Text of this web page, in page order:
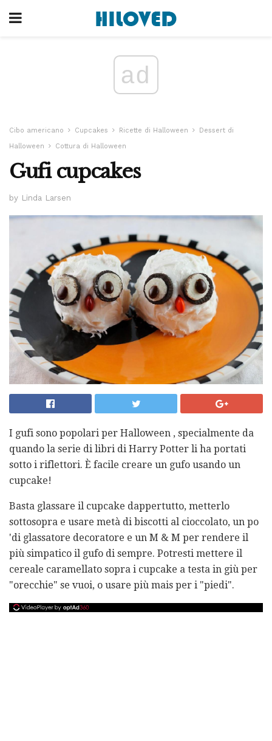
ad
Cibo americano Cupcakes Ricette di Halloween
Dessert di
Halloween
Cottura di Halloween
Gufi cupcakes
by Linda Larsen
I gufi sono popolari per Halloween , specialmente da
quando la serie di libri di Harry Potter li ha portati
sotto i riflettori. È facile creare un gufo usando un
cupcake!
Basta glassare il cupcake dappertutto, metterlo
sottosopra e usare metà di biscotti al cioccolato, un po
'di glassatore decoratore e un M & M per rendere il
più simpatico il gufo di sempre. Potresti mettere il
cereale caramellato sopra i cupcake a testa in giù per
"orecchie" se vuoi, o usare più mais per i "piedi".